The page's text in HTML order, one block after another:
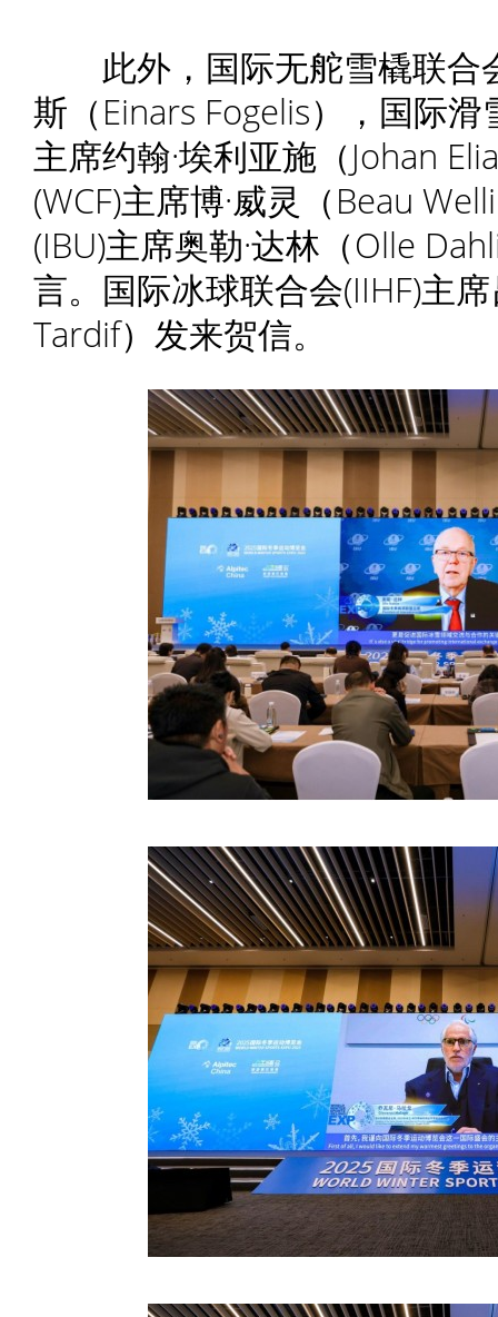
此外，国际无舵雪橇联合
斯（Einars Fogelis），国际滑
主席约翰·埃利亚施（Johan
(WCF)主席博·威灵（Beau
(IBU)主席奥勒·达林（Olle
言。国际冰球联合会(IIHF)主
Tardif）发来贺信。